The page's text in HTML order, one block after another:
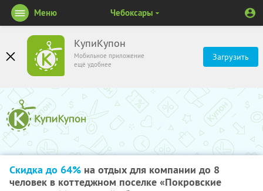
КупиКупон
Мобильное приложение
ещё удобнее
Загрузить
Меню Чебоксары
Скидка до 64% на отдых для компании до 8
человек в коттеджном поселке «Покровские